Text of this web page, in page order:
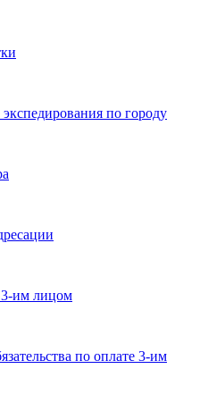
по городу
3-им лицом
по оплате 3-им